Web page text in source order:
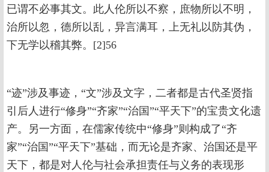
已谓不必事其文。此人伦所以不察，庶物所以不明，
治所以忽，德所以乱，异言满耳，上无礼以防其伪，
下无学以稽其弊。[2]56
“迹”涉及事迹，“文”涉及文字，二者都是古代圣贤指
引后人进行“修身”“齐家”“治国”“平天下”的宝贵文化遗
产。另一方面，在儒家传统中“修身”则构成了“齐
家”“治国”“平天下”基础，而无论是齐家、治国还是平
天下，都是对人伦与社会承担责任与义务的表现形